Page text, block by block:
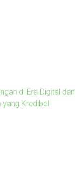
di Era Digital dan
Kredibel